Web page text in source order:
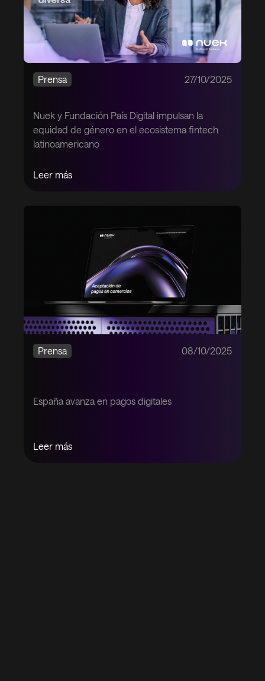
Prensa 27/10/2025
Nuek y Fundación País Digital impulsan la
equidad de género en el ecosistema fintech
latinoamericano
Leer más
Prensa 08/10/2025
España avanza en pagos digitales
Leer más